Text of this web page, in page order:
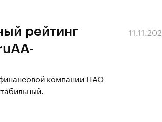
рейтинг
компании ПАО